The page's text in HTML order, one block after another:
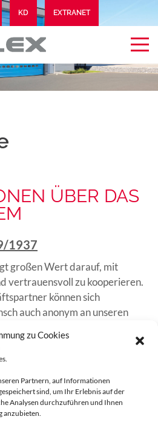
zu Cookies
Partnern, auf Informationen
sind, um Ihr Erlebnis auf der
Analysen durchzuführen und Ihnen
anzubieten.
KD EXTRANET
ÜBER DAS
1937
großen Wert darauf, mit
vertrauensvoll zu kooperieren.
können sich
auch anonym an unseren
Regeln zu melden
oder über das unten
Thiel von Herff, LL.M.